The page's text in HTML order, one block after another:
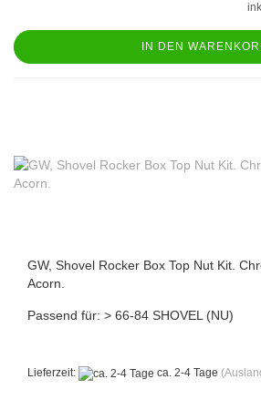
IN DEN
GW, Shovel Rocker Box Top Nut Kit.
Acorn.
Passend für: > 66-84 SHOVEL (NU)
Lieferzeit: ca. 2-4 Tage